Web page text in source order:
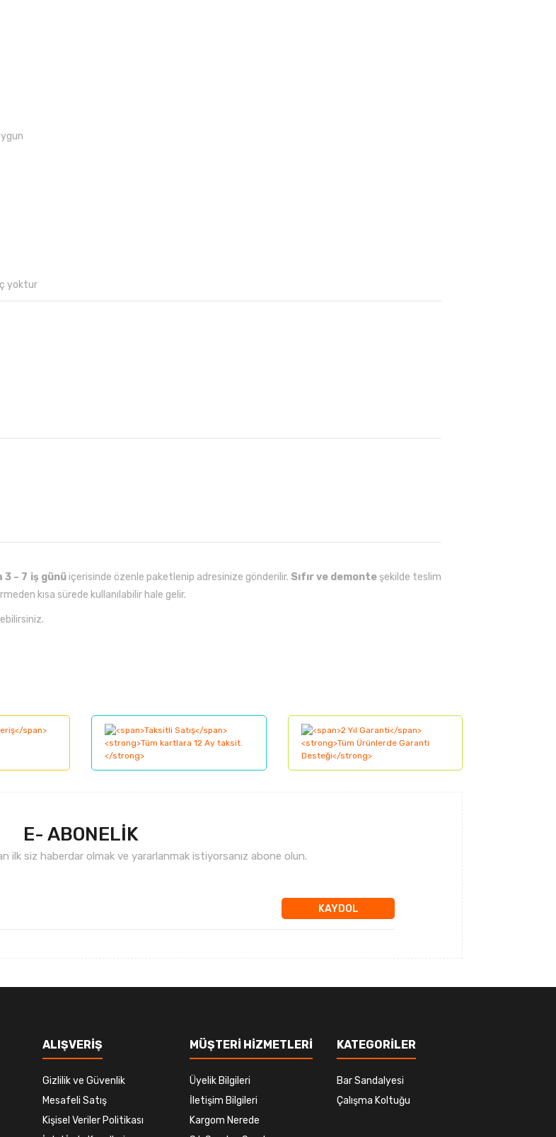
yoktur
– 7 iş günüiçerisinde özenle paketlenip adresinize gönderilir. Sıfır ve demonteşekilde teslim
kısa sürede kullanılabilir hale gelir.
E- ABONELİK
ilk siz haberdar olmak ve yararlanmak istiyorsanız abone olun.
KAYDOL
ALIŞVERİŞ
Gizlilik ve Güvenlik
Mesafeli Satış
Kişisel Veriler Politikası
MÜŞTERİ HİZMETLERİ
Üyelik Bilgileri
İletişim Bilgileri
Kargom Nerede
KATEGORİLER
Bar Sandalyesi
Çalışma Koltuğu